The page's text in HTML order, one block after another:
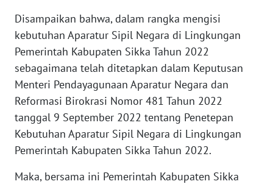
Disampaikan bahwa, dalam rangka mengisi
kebutuhan Aparatur Sipil Negara di Lingkungan
Pemerintah Kabupaten Sikka Tahun 2022
sebagaimana telah ditetapkan dalam Keputusan
Menteri Pendayagunaan Aparatur Negara dan
Reformasi Birokrasi Nomor 481 Tahun 2022
tanggal 9 September 2022 tentang Penetepan
Kebutuhan Aparatur Sipil Negara di Lingkungan
Pemerintah Kabupaten Sikka Tahun 2022.
Maka, bersama ini Pemerintah Kabupaten Sikka
WN
JABAR
WN
BANTEN
WN
WN